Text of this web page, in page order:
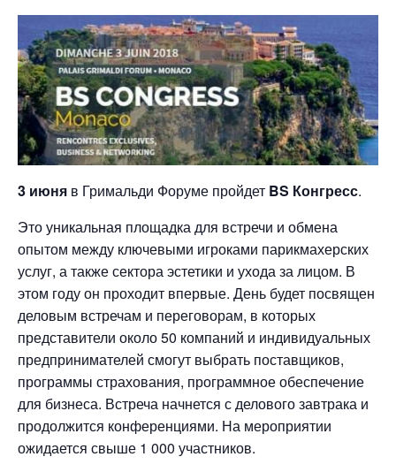
3 июня в Гримальди Форуме пройдет BS Конгресс.
Это уникальная площадка для встречи и обмена
опытом между ключевыми игроками парикмахерских
услуг, а также сектора эстетики и ухода за лицом. В
этом году он проходит впервые. День будет посвящен
деловым встречам и переговорам, в которых
представители около 50 компаний и индивидуальных
предпринимателей смогут выбрать поставщиков,
программы страхования, программное обеспечение
для бизнеса. Встреча начнется с делового завтрака и
продолжится конференциями. На мероприятии
ожидается свыше 1 000 участников.